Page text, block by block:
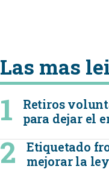
Las mas
Retiros
para dejar el
Etiquetado
mejorar la